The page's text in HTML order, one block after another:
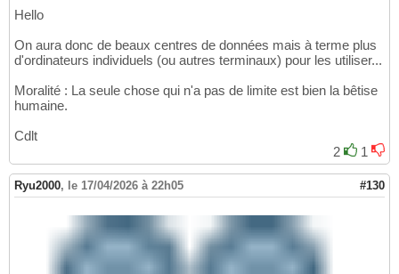
Hello
On aura donc de beaux centres de données mais à terme plus
d'ordinateurs individuels (ou autres terminaux) pour les utiliser...
Moralité : La seule chose qui n'a pas de limite est bien la bêtise
humaine.
Cdlt
2
1
Ryu2000, le 17/04/2026 à 22h05 #130